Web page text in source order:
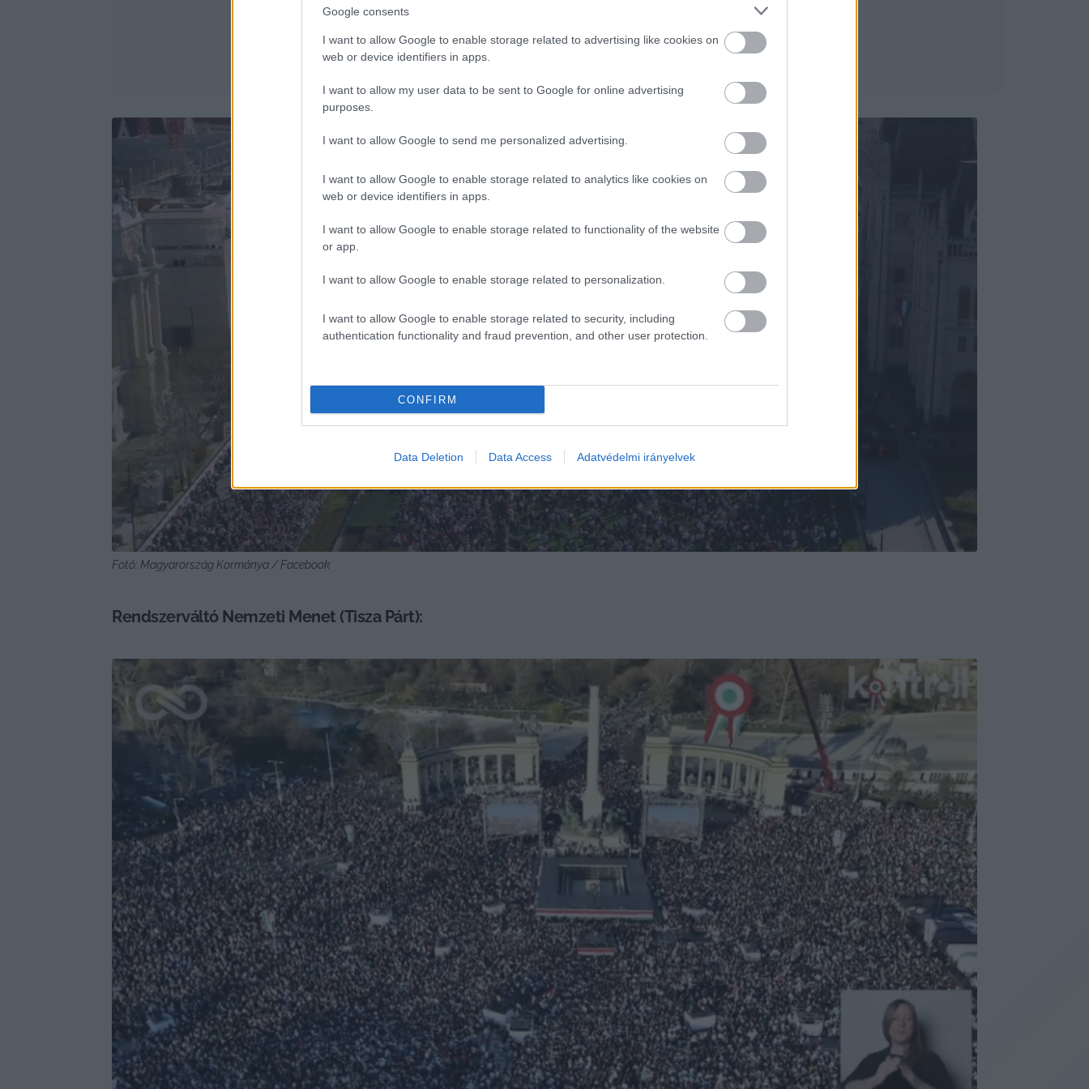
Google consents
I want to allow Google to enable storage related to advertising like cookies on
web or device identifiers in apps.
I want to allow my user data to be sent to Google for online advertising
purposes.
I want to allow Google to send me personalized advertising.
I want to allow Google to enable storage related to analytics like cookies on
web or device identifiers in apps.
I want to allow Google to enable storage related to functionality of the website
or app.
I want to allow Google to enable storage related to personalization.
I want to allow Google to enable storage related to security, including
authentication functionality and fraud prevention, and other user protection.
CONFIRM
Data Deletion Data Access Adatvédelmi irányelvek
Fotó: Magyarország Kormánya / Facebook
Rendszerváltó Nemzeti Menet (Tisza Párt):